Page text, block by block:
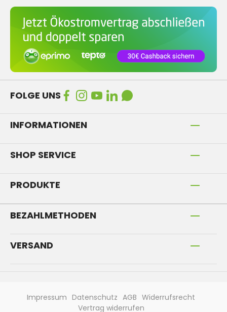
FOLGE UNS
INFORMATIONEN
SHOP SERVICE
PRODUKTE
BEZAHLMETHODEN
VERSAND
Impressum Datenschutz AGB Widerrufsrecht
Vertrag widerrufen